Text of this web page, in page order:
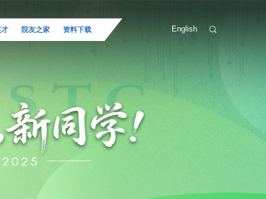
院友之家 资料下载 English